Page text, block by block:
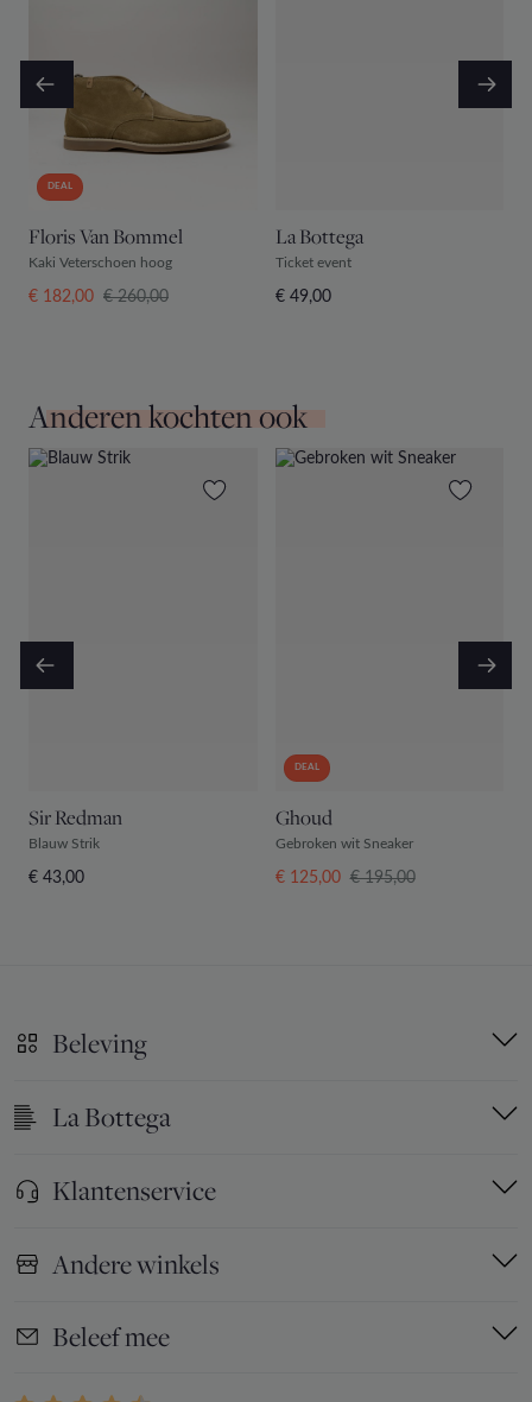
DEAL
Floris Van Bommel
Kaki Veterschoen hoog
€ 182,00 € 260,00
La Bottega
Ticket event
€ 49,00
Anderen kochten ook
Sir Redman
Blauw Strik
€ 43,00
DEAL
Ghoud
Gebroken wit Sneaker
€ 125,00 € 195,00
Beleving
La Bottega
Klantenservice
Andere winkels
Beleef mee